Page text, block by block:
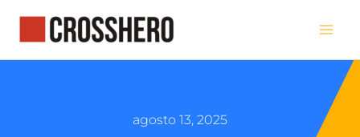
contenido
agosto 13, 2025